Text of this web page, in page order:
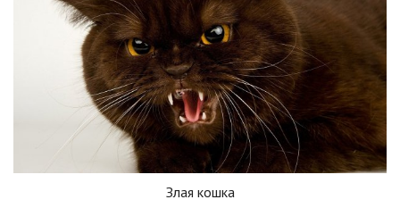
Злая кошка